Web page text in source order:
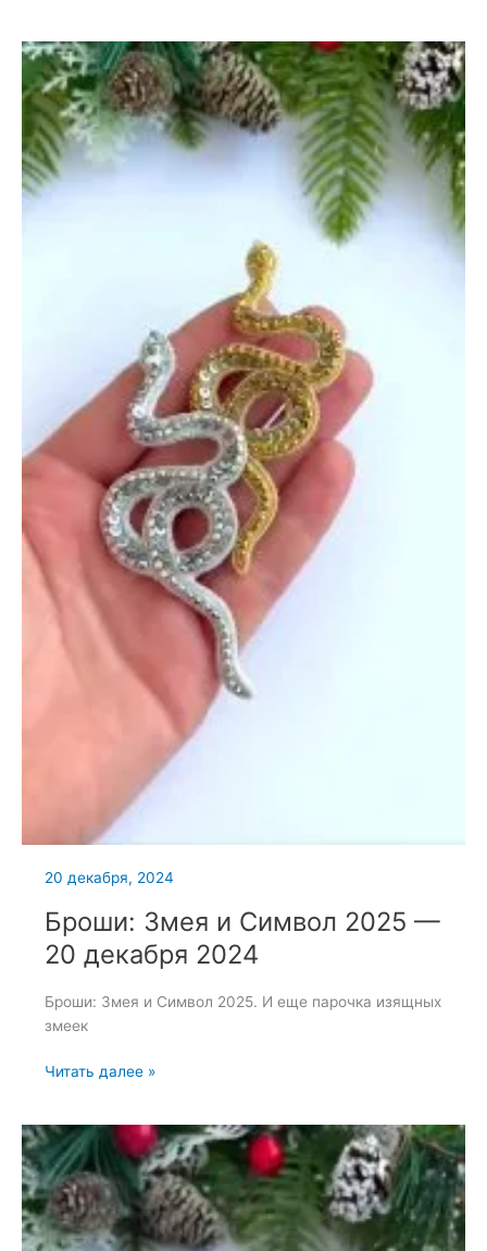
терьер»
20 декабря, 2024
Броши: Змея и Символ 2025 —
20 декабря 2024
Броши: Змея и Символ 2025. И еще парочка изящных
змеек
Броши:
Символ
2025
—
20
декабря
Читать далее »